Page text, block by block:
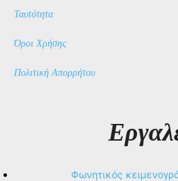
Ταυτότητα
Όροι Χρήσης
Πολιτική Απορρήτου
Φωνητικός